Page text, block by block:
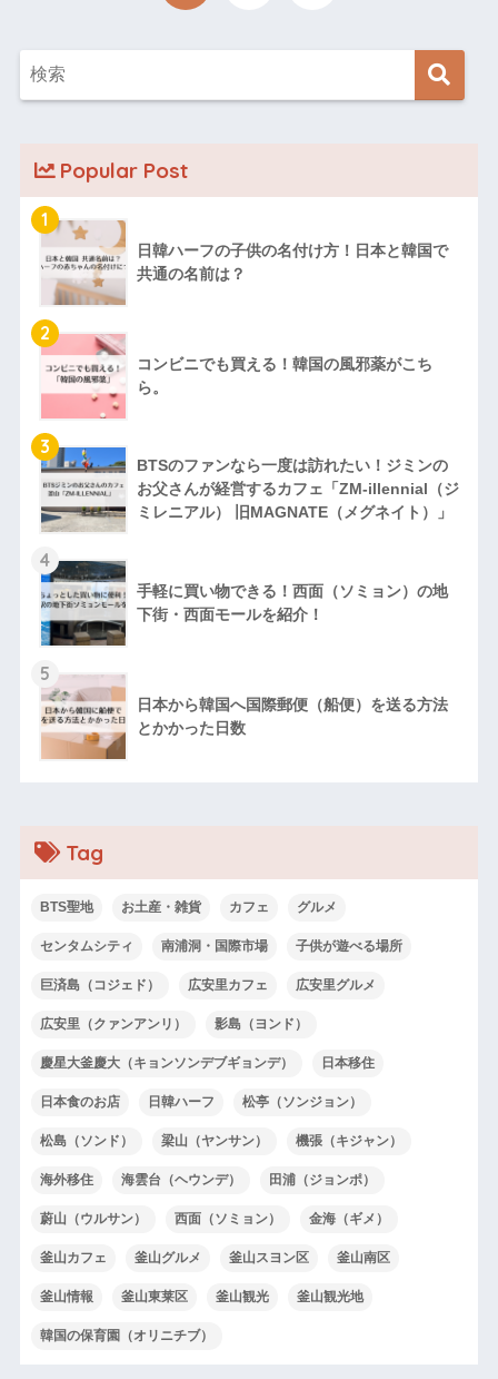
Popular Post
1
日韓ハーフの子供の名付け方！日本と韓国で
共通の名前は？
2
コンビニでも買える！韓国の風邪薬がこち
ら。
3
BTSのファンなら一度は訪れたい！ジミンの
お父さんが経営するカフェ「ZM‐illennial（ジ
ミレニアル） 旧MAGNATE（メグネイト）」
4
手軽に買い物できる！西面（ソミョン）の地
下街・西面モールを紹介！
5
日本から韓国へ国際郵便（船便）を送る方法
とかかった日数
Tag
BTS聖地 お土産・雑貨 カフェ グルメ
センタムシティ 南浦洞・国際市場 子供が遊べる場所
巨済島（コジェド） 広安里カフェ 広安里グルメ
広安里（クァンアンリ） 影島（ヨンド）
慶星大釜慶大（キョンソンデブギョンデ） 日本移住
日本食のお店 日韓ハーフ 松亭（ソンジョン）
松島（ソンド） 梁山（ヤンサン） 機張（キジャン）
海外移住 海雲台（ヘウンデ） 田浦（ジョンポ）
蔚山（ウルサン） 西面（ソミョン） 金海（ギメ）
釜山カフェ 釜山グルメ 釜山スヨン区 釜山南区
釜山情報 釜山東莱区 釜山観光 釜山観光地
韓国の保育園（オリニチブ）